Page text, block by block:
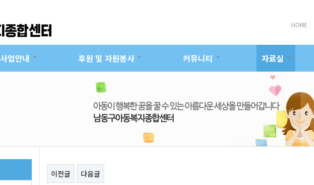
HOME
사업안내 후원 및 자원봉사 커뮤니티 자료실
이전글 다음글